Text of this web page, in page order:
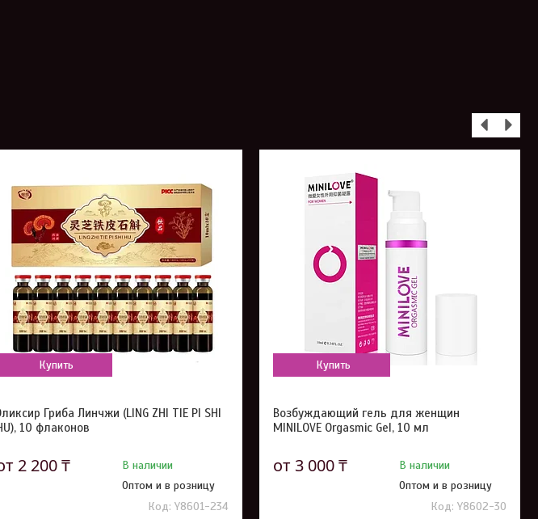
Купить
Гриба Линчжи (LING ZHI TIE PI SHI
10 флаконов
2 200 ₸
В наличии
Оптом и в розницу
Y8601-234
Купить
Возбуждающий гель для женщин
MINILOVE Orgasmic Gel, 10 мл
от 3 000 ₸
В наличии
Оптом и в розницу
Y8602-30